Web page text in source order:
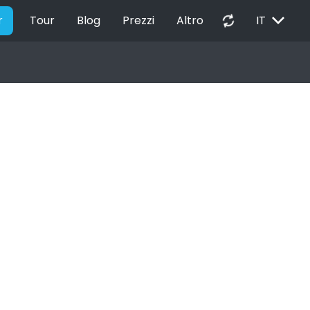
Tour Blog Prezzi Altro autorenew IT EXPAND_MORE